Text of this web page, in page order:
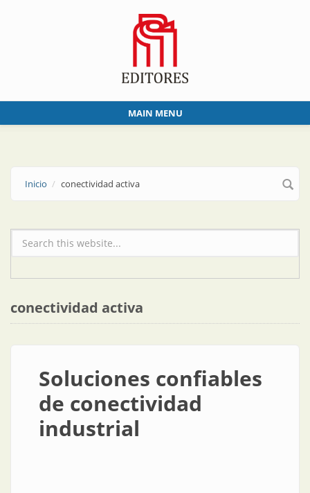
MAIN MENU
Inicio conectividad activa
Formulario de búsqueda
conectividad activa
Soluciones confiables
de conectividad
industrial